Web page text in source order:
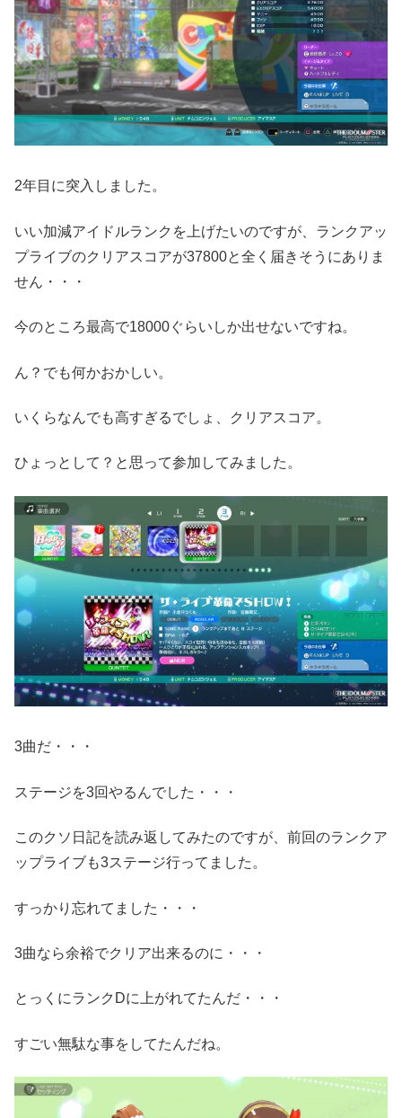
2年目に突入しました。
いい加減アイドルランクを上げたいのですが、ランクアッ
プライブのクリアスコアが37800と全く届きそうにありま
せん・・・
今のところ最高で18000ぐらいしか出せないですね。
ん？でも何かおかしい。
いくらなんでも高すぎるでしょ、クリアスコア。
ひょっとして？と思って参加してみました。
3曲だ・・・
ステージを3回やるんでした・・・
このクソ日記を読み返してみたのですが、前回のランクア
ップライブも3ステージ行ってました。
すっかり忘れてました・・・
3曲なら余裕でクリア出来るのに・・・
とっくにランクDに上がれてたんだ・・・
すごい無駄な事をしてたんだね。